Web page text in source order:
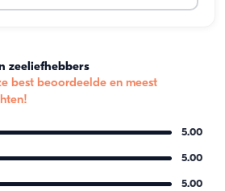
zeeliefhebbers
best beoordeelde en meest
5.00
5.00
5.00